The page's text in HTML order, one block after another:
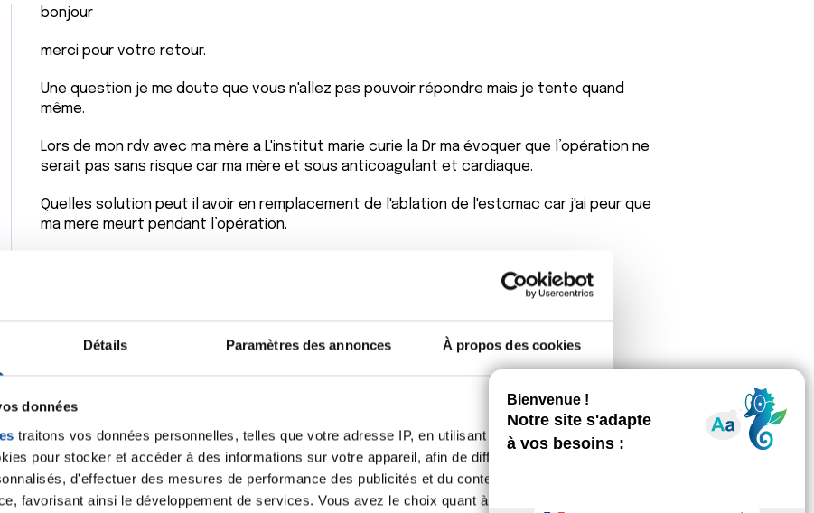
Détails Paramètres des annonces À propos des cookies
données
traitons vos données personnelles, telles que votre adresse IP, en utilisant des
pour stocker et accéder à des informations sur votre appareil, afin de diffuser des
d'effectuer des mesures de performance des publicités et du contenu, ainsi que de
favorisant ainsi le développement de services. Vous avez le choix quant à l'utilisation de
bonjour
merci pour votre retour.
Une question je me doute que vous n'allez pas pouvoir répondre mais je tente quand
même.
Lors de mon rdv avec ma mère a L'institut marie curie la Dr ma évoquer que l’opération ne
serait pas sans risque car ma mère et sous anticoagulant et cardiaque.
Quelles solution peut il avoir en remplacement de l'ablation de l'estomac car j'ai peur que
ma mere meurt pendant l’opération.
Une intervention chirurgicale n'est jamais sans risque, le risque étant plus moins élevé en
fonction de divers paramètres.
Si ce cancer de l'estomac est opérable, il n'y a pas d'alternative réelle à la chirurgie.
Même si le risque est relativement élevé, l'intervention mérite d'être faite.